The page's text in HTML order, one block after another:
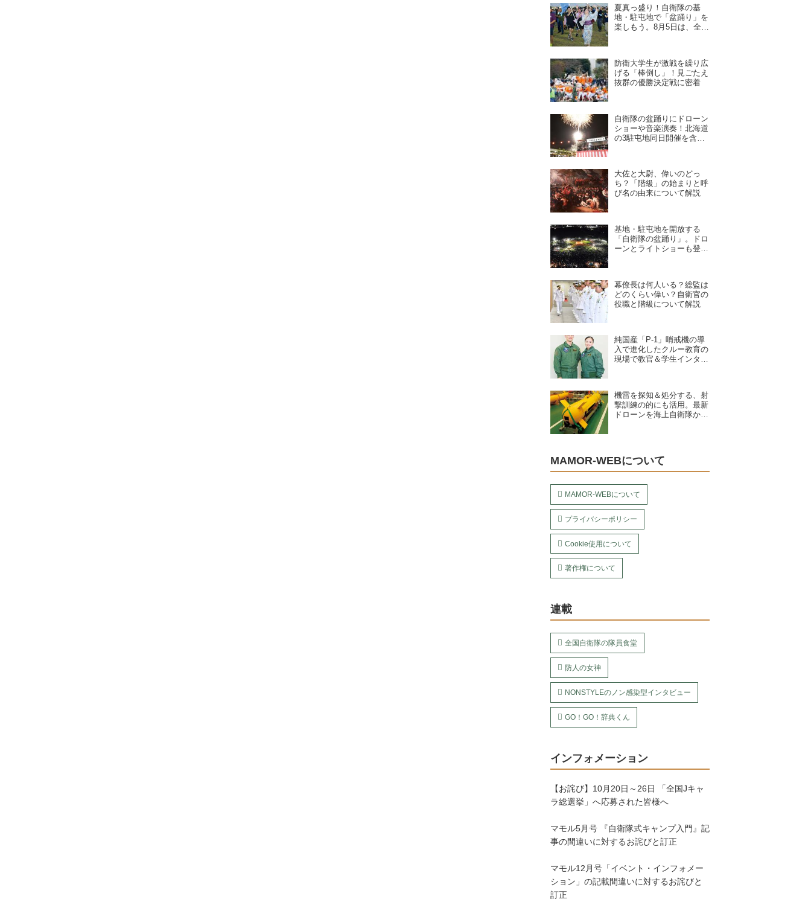
夏真っ盛り！自衛隊の基
地・駐屯地で「盆踊り」を
楽しもう。8月5日は、全国
防衛大学生が激戦を繰り広
げる「棒倒し」！見ごたえ
抜群の優勝決定戦に密着
自衛隊の盆踊りにドローン
ショーや音楽演奏！北海道
の3駐屯地同日開催を含
大佐と大尉、偉いのどっ
ち？「階級」の始まりと呼
び名の由来について解説
基地・駐屯地を開放する
「自衛隊の盆踊り」。ドロ
ーンとライトショーも登
幕僚長は何人いる？総監は
どのくらい偉い？自衛官の
役職と階級について解説
純国産「P-1」哨戒機の導
入で進化したクルー教育の
現場で教官＆学生インタビ
機雷を探知＆処分する、射
撃訓練の的にも活用。最新
ドローンを海上自衛隊から
MAMOR-WEBについて
MAMOR-WEBについて
プライバシーポリシー
Cookie使用について
著作権について
連載
全国自衛隊の隊員食堂
防人の女神
NONSTYLEのノン感染型インタビュー
GO！GO！辞典くん
インフォメーション
【お詫び】10月20日～26日 「全国Jキャ
ラ総選挙」へ応募された皆様へ
マモル5月号 『自衛隊式キャンプ入門』記
事の間違いに対するお詫びと訂正
マモル12月号「イベント・インフォメー
ション」の記載間違いに対するお詫びと
訂正